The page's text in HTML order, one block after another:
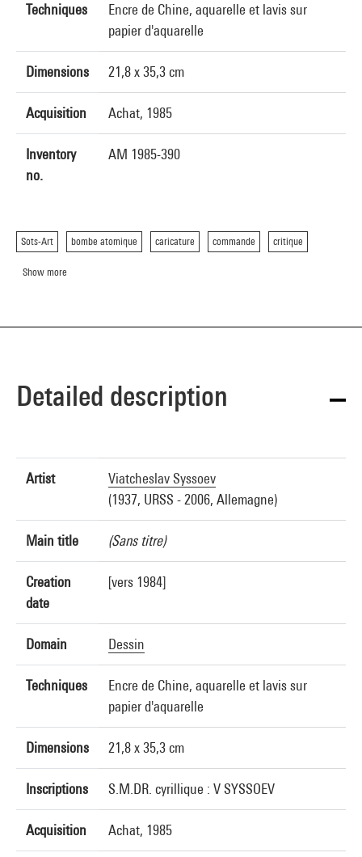
Techniques
Encre de Chine, aquarelle et lavis sur
papier d'aquarelle
Dimensions 21,8 x 35,3 cm
Acquisition Achat, 1985
Inventory
no.
AM 1985-390
Sots-Art bombe atomique caricature commande critique
Show more
Detailed description
Artist
Viatcheslav Syssoev
(1937, URSS - 2006, Allemagne)
Main title (Sans titre)
Creation
date
[vers 1984]
Domain Dessin
Techniques
Encre de Chine, aquarelle et lavis sur
papier d'aquarelle
Dimensions 21,8 x 35,3 cm
Inscriptions S.M.DR. cyrillique : V SYSSOEV
Acquisition Achat, 1985